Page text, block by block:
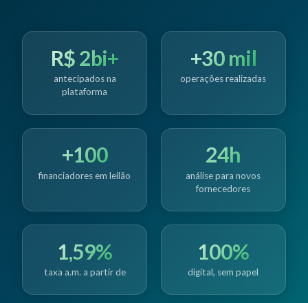
R$ 2bi+
antecipados na
plataforma
+30 mil
operações realizadas
+100
financiadores em leilão
24h
análise para novos
fornecedores
1,59%
taxa a.m. a partir de
100%
digital, sem papel